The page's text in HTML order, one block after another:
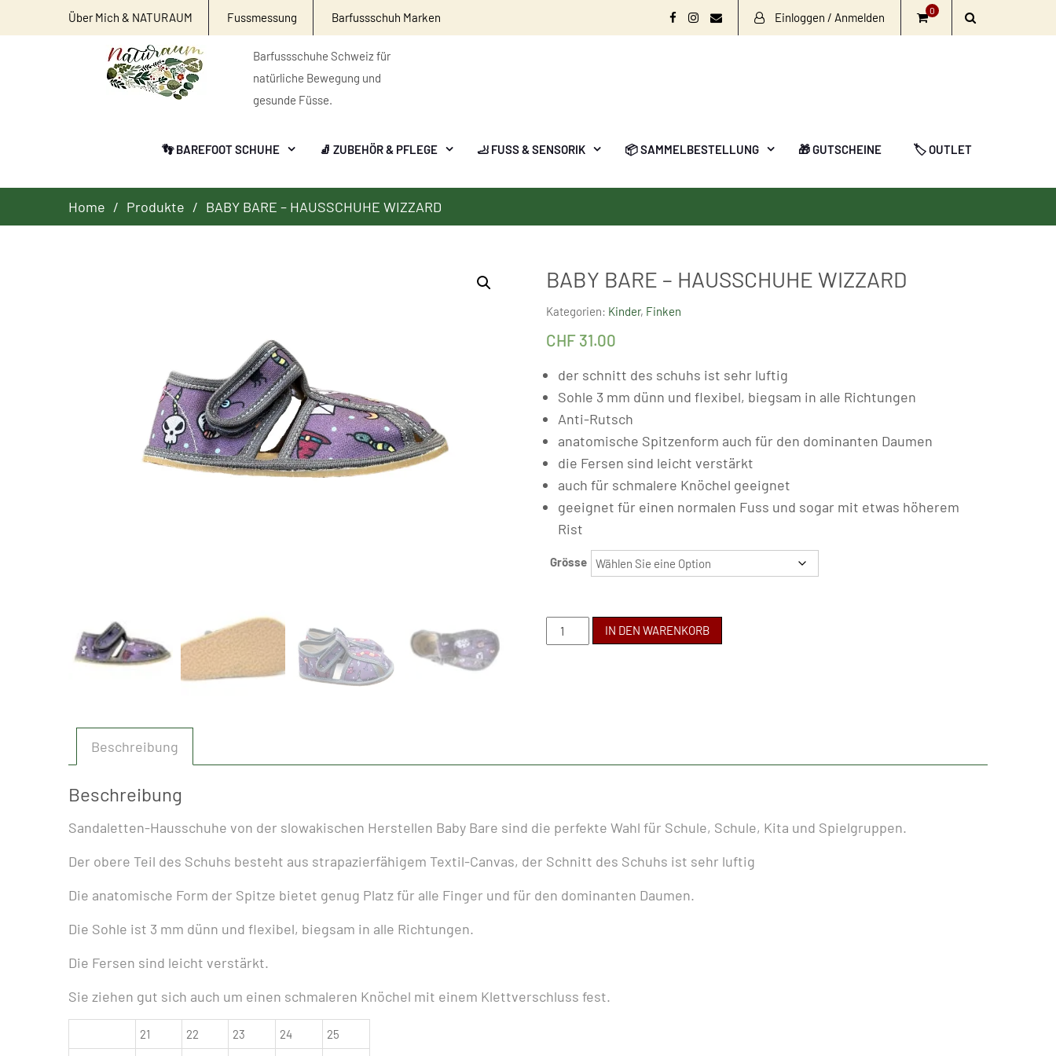
Über Mich & NATURAUM Fussmessung Barfussschuh Marken Einloggen / Anmelden 0
Barfussschuhe Schweiz für
natürliche Bewegung und
gesunde Füsse.
👣 BAREFOOT SCHUHE 🧦 ZUBEHÖR & PFLEGE 🦶 FUSS & SENSORIK 📦 SAMMELBESTELLUNG 🎁 GUTSCHEINE 🏷️ OUTLET
Home Produkte BABY BARE – HAUSSCHUHE WIZZARD
BABY BARE – HAUSSCHUHE WIZZARD
Kategorien: Kinder, Finken
CHF 31.00
der schnitt des schuhs ist sehr luftig
Sohle 3 mm dünn und flexibel, biegsam in alle Richtungen
Anti-Rutsch
anatomische Spitzenform auch für den dominanten Daumen
die Fersen sind leicht verstärkt
auch für schmalere Knöchel geeignet
geeignet für einen normalen Fuss und sogar mit etwas höherem
Rist
Grösse
BABY
BARE
IN DEN WARENKORB
Beschreibung
Beschreibung
Sandaletten-Hausschuhe von der slowakischen Herstellen Baby Bare sind die perfekte Wahl für Schule, Schule, Kita und Spielgruppen.
Der obere Teil des Schuhs besteht aus strapazierfähigem Textil-Canvas, der Schnitt des Schuhs ist sehr luftig
Die anatomische Form der Spitze bietet genug Platz für alle Finger und für den dominanten Daumen.
Die Sohle ist 3 mm dünn und flexibel, biegsam in alle Richtungen.
Die Fersen sind leicht verstärkt.
Sie ziehen gut sich auch um einen schmaleren Knöchel mit einem Klettverschluss fest.
21 22 23 24 25